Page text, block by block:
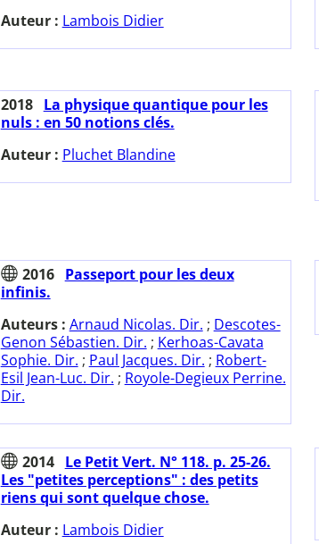
Auteur : Lambois Didier
2018
La physique quantique pour les
nuls : en 50 notions clés.
Auteur : Pluchet Blandine
2016
Passeport pour les deux
infinis.
Auteurs : Arnaud Nicolas. Dir. ; Descotes-
Genon Sébastien. Dir. ; Kerhoas-Cavata
Sophie. Dir. ; Paul Jacques. Dir. ; Robert-
Esil Jean-Luc. Dir. ; Royole-Degieux Perrine.
Dir.
2014
Le Petit Vert. N° 118. p. 25-26.
Les "petites perceptions" : des petits
riens qui sont quelque chose.
Auteur : Lambois Didier